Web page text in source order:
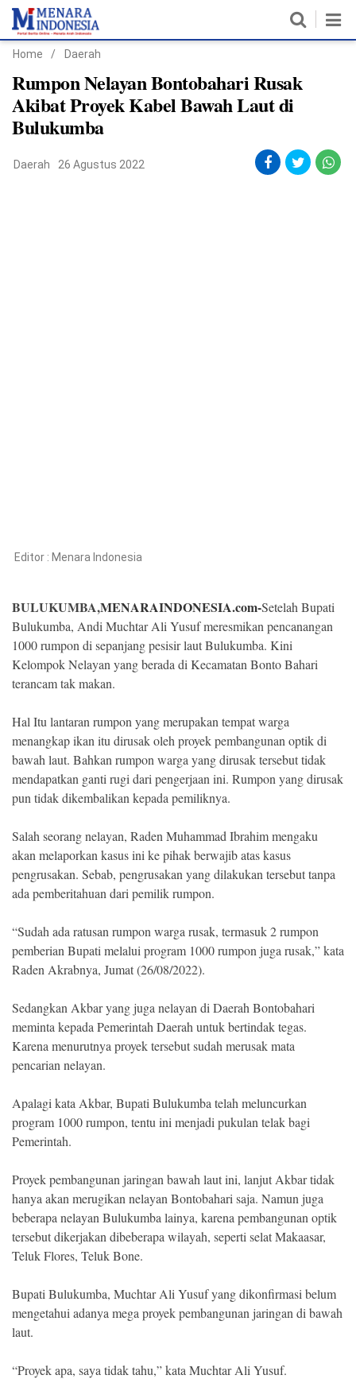
Nasional
©
Copyright
Indonesia
.
All
Reserve
Home / Daerah
Rumpon Nelayan Bontobahari Rusak
Akibat Proyek Kabel Bawah Laut di
Bulukumba
Daerah 26 Agustus 2022
Editor : Menara Indonesia
BULUKUMBA,MENARAINDONESIA.com-Setelah Bupati
Bulukumba, Andi Muchtar Ali Yusuf meresmikan pencanangan
1000 rumpon di sepanjang pesisir laut Bulukumba. Kini
Kelompok Nelayan yang berada di Kecamatan Bonto Bahari
terancam tak makan.
Hal Itu lantaran rumpon yang merupakan tempat warga
menangkap ikan itu dirusak oleh proyek pembangunan optik di
bawah laut. Bahkan rumpon warga yang dirusak tersebut tidak
mendapatkan ganti rugi dari pengerjaan ini. Rumpon yang dirusak
pun tidak dikembalikan kepada pemiliknya.
Salah seorang nelayan, Raden Muhammad Ibrahim mengaku
akan melaporkan kasus ini ke pihak berwajib atas kasus
pengrusakan. Sebab, pengrusakan yang dilakukan tersebut tanpa
ada pemberitahuan dari pemilik rumpon.
“Sudah ada ratusan rumpon warga rusak, termasuk 2 rumpon
pemberian Bupati melalui program 1000 rumpon juga rusak,” kata
Raden Akrabnya, Jumat (26/08/2022).
Sedangkan Akbar yang juga nelayan di Daerah Bontobahari
meminta kepada Pemerintah Daerah untuk bertindak tegas.
Karena menurutnya proyek tersebut sudah merusak mata
pencarian nelayan.
Apalagi kata Akbar, Bupati Bulukumba telah meluncurkan
program 1000 rumpon, tentu ini menjadi pukulan telak bagi
Pemerintah.
Proyek pembangunan jaringan bawah laut ini, lanjut Akbar tidak
hanya akan merugikan nelayan Bontobahari saja. Namun juga
beberapa nelayan Bulukumba lainya, karena pembangunan optik
tersebut dikerjakan dibeberapa wilayah, seperti selat Makaasar,
Teluk Flores, Teluk Bone.
Bupati Bulukumba, Muchtar Ali Yusuf yang dikonfirmasi belum
mengetahui adanya mega proyek pembangunan jaringan di bawah
laut.
“Proyek apa, saya tidak tahu,” kata Muchtar Ali Yusuf.